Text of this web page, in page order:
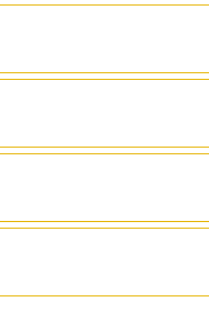
zu fördern .
unabhängig beraten.